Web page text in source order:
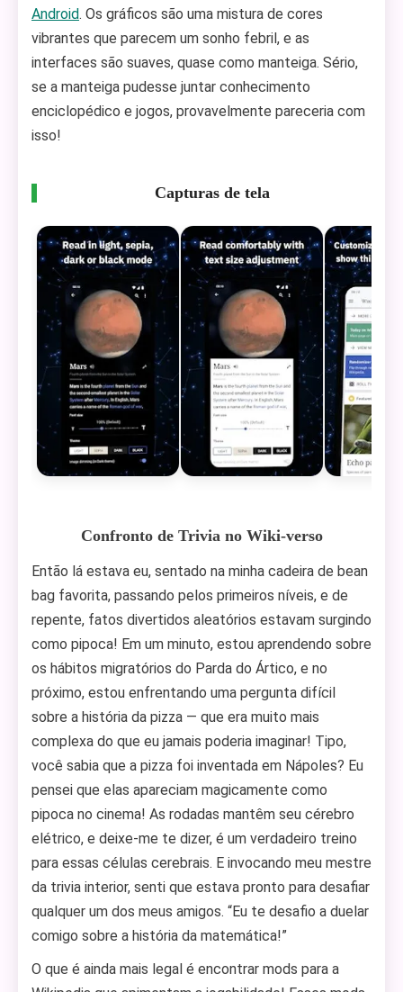
Android. Os gráficos são uma mistura de cores
vibrantes que parecem um sonho febril, e as
interfaces são suaves, quase como manteiga. Sério,
se a manteiga pudesse juntar conhecimento
enciclopédico e jogos, provavelmente pareceria com
isso!
Capturas de tela
Confronto de Trivia no Wiki-verso
Então lá estava eu, sentado na minha cadeira de bean
bag favorita, passando pelos primeiros níveis, e de
repente, fatos divertidos aleatórios estavam surgindo
como pipoca! Em um minuto, estou aprendendo sobre
os hábitos migratórios do Parda do Ártico, e no
próximo, estou enfrentando uma pergunta difícil
sobre a história da pizza — que era muito mais
complexa do que eu jamais poderia imaginar! Tipo,
você sabia que a pizza foi inventada em Nápoles? Eu
pensei que elas apareciam magicamente como
pipoca no cinema! As rodadas mantêm seu cérebro
elétrico, e deixe-me te dizer, é um verdadeiro treino
para essas células cerebrais. E invocando meu mestre
da trivia interior, senti que estava pronto para desafiar
qualquer um dos meus amigos. “Eu te desafio a duelar
comigo sobre a história da matemática!”
O que é ainda mais legal é encontrar mods para a